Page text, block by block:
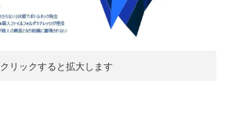
クリックすると拡大します